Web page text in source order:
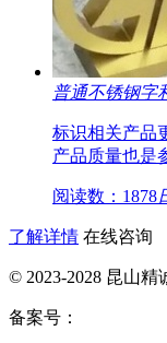
普通不锈钢字
标识相关产品
产品质量也是
阅读数：1878
了解详情 在线咨询
© 2023-2028 昆山
备案号：